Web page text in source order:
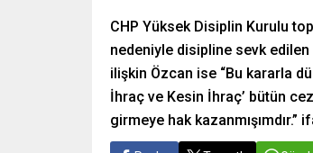
CHP Yüksek Disiplin Kurulu
nedeniyle disipline sevk edilen
ilişkin Özcan ise “Bu kararla
İhraç ve Kesin İhraç’ bütün
girmeye hak kazanmışımdır.”